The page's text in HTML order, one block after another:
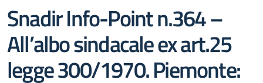
Snadir Info-Point n.364 –
All’albo sindacale ex art.25
legge 300/1970. Piemonte: